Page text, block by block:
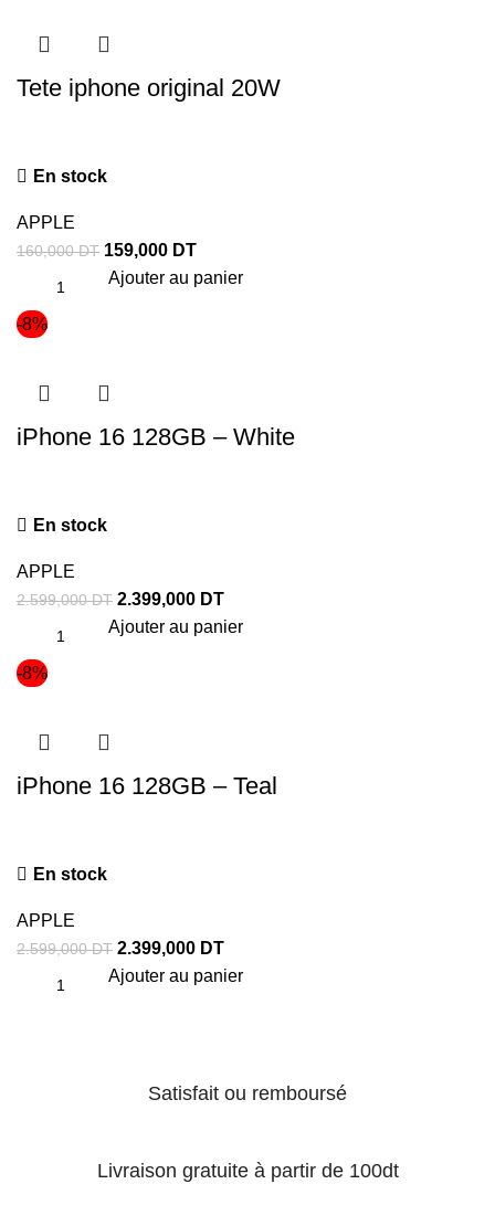
Tete iphone original 20W
En stock
APPLE
160,000DT 159,000 DT
Ajouter au panier
-8%
iPhone 16 128GB – White
En stock
APPLE
2.599,000DT 2.399,000 DT
Ajouter au panier
-8%
iPhone 16 128GB – Teal
En stock
APPLE
2.599,000DT 2.399,000 DT
Ajouter au panier
Satisfait ou remboursé
Livraison gratuite à partir de 100dt